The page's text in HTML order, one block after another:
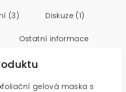
(3) Diskuze (1)
Ostatní informace
gelová maska s